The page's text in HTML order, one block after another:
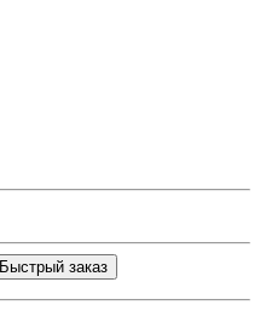
Быстрый заказ